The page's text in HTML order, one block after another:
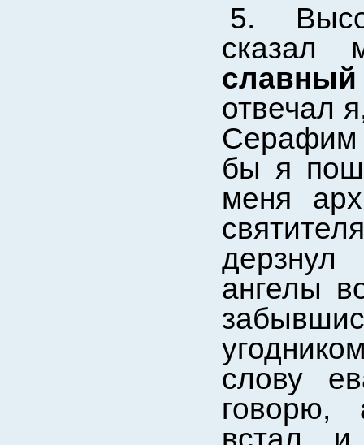
5.
славный
отвечал
Серафим
бы я
меня
ангелы
слову